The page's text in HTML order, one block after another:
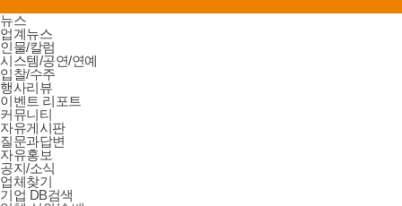
뉴스
업계뉴스
인물/칼럼
시스템/공연/연예
입찰/수주
행사리뷰
이벤트 리포트
커뮤니티
자유게시판
질문과답변
자유홍보
공지/소식
업체찾기
기업 DB검색